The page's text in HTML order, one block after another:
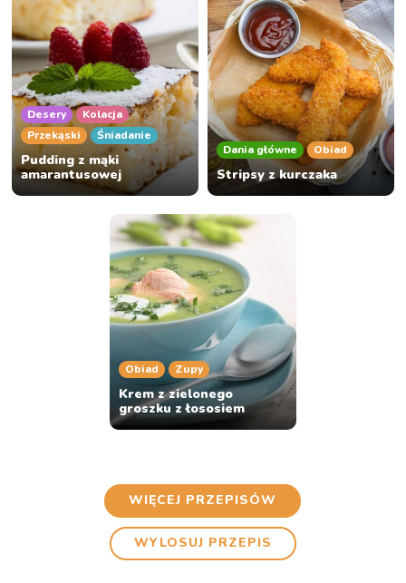
Desery
Kolacja
Przekąski
Śniadanie
Pudding z mąki
amarantusowej
Dania główne Obiad
Stripsy z kurczaka
Obiad Zupy
Krem z zielonego
groszku z łososiem
WIĘCEJ PRZEPISÓW
WYLOSUJ PRZEPIS